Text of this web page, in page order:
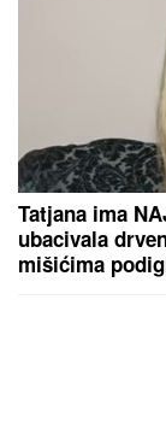
Tatjana ima
ubacivala
mišićima